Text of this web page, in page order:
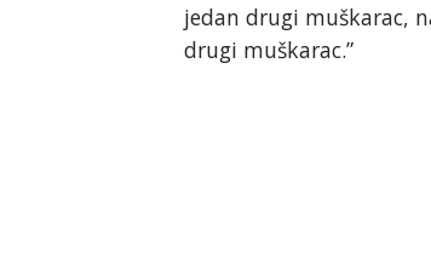
jedan drugi muškarac,
drugi muškarac.”